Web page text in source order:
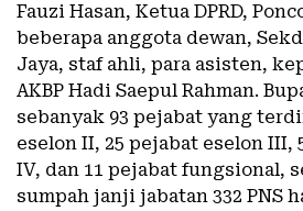
Fauzi Hasan, Ketua DPRD,
beberapa anggota dewan,
Jaya, staf ahli, para asisten,
AKBP Hadi Saepul Rahman.
sebanyak 93 pejabat yang
eselon II, 25 pejabat eselon III,
IV, dan 11 pejabat fungsional,
sumpah janji jabatan 332 PNS